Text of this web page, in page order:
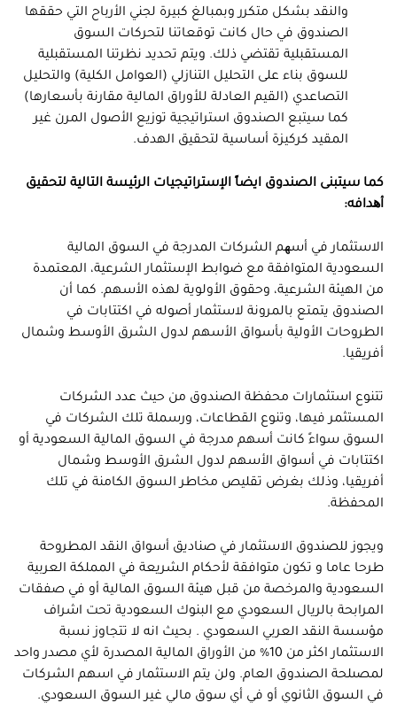
والنقد بشكل متكرر وبمبالغ كبيرة لجني الأرباح التي حققها
الصندوق في حال كانت توقعاتنا لتحركات السوق
المستقبلية تقتضي ذلك. ويتم تحديد نظرتنا المستقبلية
للسوق بناء على التحليل التنازلي (العوامل الكلية) والتحليل
التصاعدي (القيم العادلة للأوراق المالية مقارنة بأسعارها)
كما سيتبع الصندوق استراتيجية توزيع الأصول المرن غير
المقيد كركيزة أساسية لتحقيق الهدف.
كما سيتبنى الصندوق ايضاً الإستراتيجيات الرئيسة التالية لتحقيق
أھدافه:
الاستثمار في أسھم الشركات المدرجة في السوق المالية
السعودية المتوافقة مع ضوابط الإستثمار الشرعية، المعتمدة
من الهيئة الشرعية، وحقوق الأولوية لهذه الأسهم. كما أن
الصندوق يتمتع بالمرونة لاستثمار أصوله في اكتتابات في
الطروحات الأولية بأسواق الأسهم لدول الشرق الأوسط وشمال
أفريقيا.
تتنوع استثمارات محفظة الصندوق من حيث عدد الشركات
المستثمر فيها، وتنوع القطاعات، ورسملة تلك الشركات في
السوق سواءً كانت أسهم مدرجة في السوق المالية السعودية أو
اكتتابات في أسواق الأسهم لدول الشرق الأوسط وشمال
أفريقيا، وذلك بغرض تقليص مخاطر السوق الكامنة في تلك
المحفظة.
ويجوز للصندوق الاستثمار في صناديق أسواق النقد المطروحة
طرحا عاما و تكون متوافقة لأحكام الشريعة في المملكة العربية
السعودية والمرخصة من قبل هيئة السوق المالية أو في صفقات
المرابحة بالريال السعودي مع البنوك السعودية تحت اشراف
مؤسسة النقد العربي السعودي . بحيث انه لا تتجاوز نسبة
الاستثمار اكثر من 10% من الأوراق المالية المصدرة لأي مصدر واحد
لمصىلحة الصندوق العام. ولن يتم الاستثمار في اسهم الشركات
في السوق الثانوي أو في أي سوق مالي غير السوق السعودي.